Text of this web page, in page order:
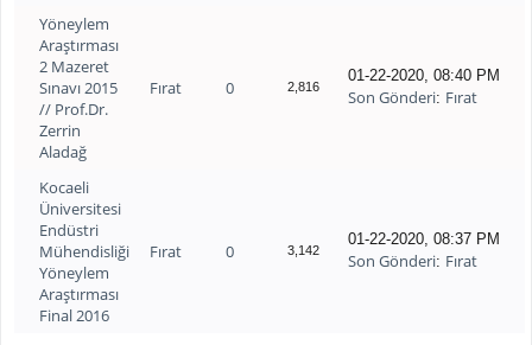
Yöneylem
Araştırması
2 Mazeret
Sınavı 2015
// Prof.Dr.
Zerrin
Aladağ
Fırat 0 2,816
01-22-2020, 08:40 PM
Son Gönderi: Fırat
Kocaeli
Üniversitesi
Endüstri
Mühendisliği
Yöneylem
Araştırması
Final 2016
Fırat 0 3,142
01-22-2020, 08:37 PM
Son Gönderi: Fırat